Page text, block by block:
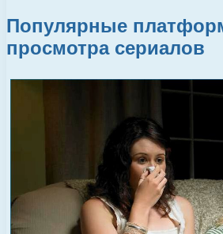
Популярные
просмотра сериалов